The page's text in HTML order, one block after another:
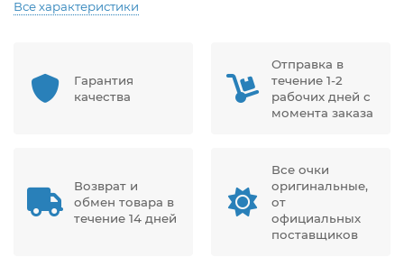
Все характеристики
Гарантия
качества
Отправка в
течение 1-2
рабочих дней с
момента заказа
Возврат и
обмен товара в
течение 14 дней
Все очки
оригинальные,
от
официальных
поставщиков